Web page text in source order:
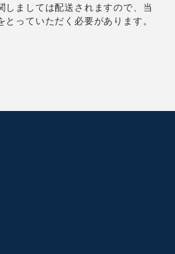
ましては配送されますので、当
っていただく必要があります。